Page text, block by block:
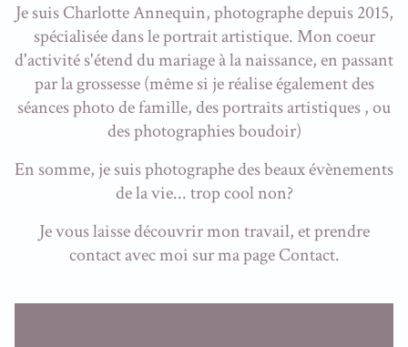
Je suis Charlotte Annequin, photographe depuis 2015,
spécialisée dans le portrait artistique. Mon coeur
d'activité s'étend du mariage à la naissance, en passant
par la grossesse (même si je réalise également des
séances photo de famille, des portraits artistiques , ou
des photographies boudoir)
En somme, je suis photographe des beaux évènements
de la vie... trop cool non?
Je vous laisse découvrir mon travail, et prendre
contact avec moi sur ma page Contact.